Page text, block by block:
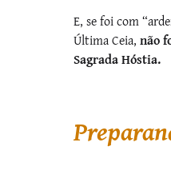
E, se foi com
Última Ceia, não
Sagrada Hóstia.